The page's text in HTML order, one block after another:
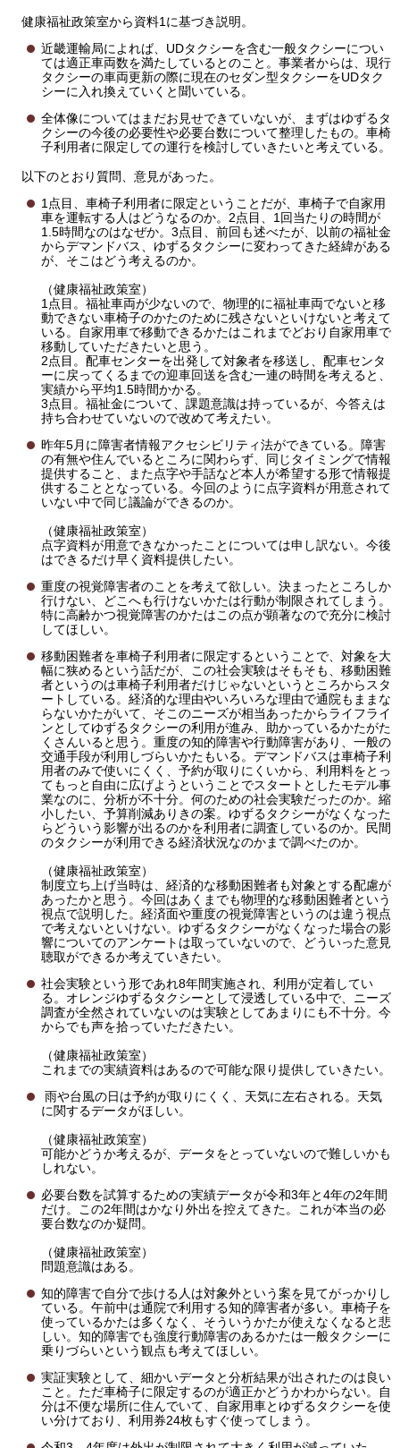
健康福祉政策室から資料1に基づき説明。
近畿運輸局によれば、UDタクシーを含む一般タクシーについ
ては適正車両数を満たしているとのこと。事業者からは、現行
タクシーの車両更新の際に現在のセダン型タクシーをUDタク
シーに入れ換えていくと聞いている。
全体像についてはまだお見せできていないが、まずはゆずるタ
クシーの今後の必要性や必要台数について整理したもの。車椅
子利用者に限定しての運行を検討していきたいと考えている。
以下のとおり質問、意見があった。
1点目、車椅子利用者に限定ということだが、車椅子で自家用
車を運転する人はどうなるのか。2点目、1回当たりの時間が
1.5時間なのはなぜか。3点目、前回も述べたが、以前の福祉金
からデマンドバス、ゆずるタクシーに変わってきた経緯がある
が、そこはどう考えるのか。
（健康福祉政策室）
1点目。福祉車両が少ないので、物理的に福祉車両でないと移
動できない車椅子のかたのために残さないといけないと考えて
いる。自家用車で移動できるかたはこれまでどおり自家用車で
移動していただきたいと思う。
2点目。配車センターを出発して対象者を移送し、配車センタ
ーに戻ってくるまでの迎車回送を含む一連の時間を考えると、
実績から平均1.5時間かかる。
3点目。福祉金について、課題意識は持っているが、今答えは
持ち合わせていないので改めて考えたい。
昨年5月に障害者情報アクセシビリティ法ができている。障害
の有無や住んでいるところに関わらず、同じタイミングで情報
提供すること、また点字や手話など本人が希望する形で情報提
供することとなっている。今回のように点字資料が用意されて
いない中で同じ議論ができるのか。
（健康福祉政策室）
点字資料が用意できなかったことについては申し訳ない。今後
はできるだけ早く資料提供したい。
重度の視覚障害者のことを考えて欲しい。決まったところしか
行けない、どこへも行けないかたは行動が制限されてしまう。
特に高齢かつ視覚障害のかたはこの点が顕著なので充分に検討
してほしい。
移動困難者を車椅子利用者に限定するということで、対象を大
幅に狭めるという話だが、この社会実験はそもそも、移動困難
者というのは車椅子利用者だけじゃないというところからスタ
ートしている。経済的な理由やいろいろな理由で通院もままな
らないかたがいて、そこのニーズが相当あったからライフライ
ンとしてゆずるタクシーの利用が進み、助かっているかたがた
くさんいると思う。重度の知的障害や行動障害があり、一般の
交通手段が利用しづらいかたもいる。デマンドバスは車椅子利
用者のみで使いにくく、予約が取りにくいから、利用料をとっ
てもっと自由に広げようということでスタートとしたモデル事
業なのに、分析が不十分。何のための社会実験だったのか。縮
小したい、予算削減ありきの案。ゆずるタクシーがなくなった
らどういう影響が出るのかを利用者に調査しているのか。民間
のタクシーが利用できる経済状況なのかまで調べたのか。
（健康福祉政策室）
制度立ち上げ当時は、経済的な移動困難者も対象とする配慮が
あったかと思う。今回はあくまでも物理的な移動困難者という
視点で説明した。経済面や重度の視覚障害というのは違う視点
で考えないといけない。ゆずるタクシーがなくなった場合の影
響についてのアンケートは取っていないので、どういった意見
聴取ができるか考えていきたい。
社会実験という形であれ8年間実施され、利用が定着してい
る。オレンジゆずるタクシーとして浸透している中で、ニーズ
調査が全然されていないのは実験としてあまりにも不十分。今
からでも声を拾っていただきたい。
（健康福祉政策室）
これまでの実績資料はあるので可能な限り提供していきたい。
雨や台風の日は予約が取りにくく、天気に左右される。天気
に関するデータがほしい。
（健康福祉政策室）
可能かどうか考えるが、データをとっていないので難しいかも
しれない。
必要台数を試算するための実績データが令和3年と4年の2年間
だけ。この2年間はかなり外出を控えてきた。これが本当の必
要台数なのか疑問。
（健康福祉政策室）
問題意識はある。
知的障害で自分で歩ける人は対象外という案を見てがっかりし
ている。午前中は通院で利用する知的障害者が多い。車椅子を
使っているかたは多くなく、そういうかたが使えなくなると悲
しい。知的障害でも強度行動障害のあるかたは一般タクシーに
乗りづらいという観点も考えてほしい。
実証実験として、細かいデータと分析結果が出されたのは良い
こと。ただ車椅子に限定するのが適正かどうかわからない。自
分は不便な場所に住んでいて、自家用車とゆずるタクシーを使
い分けており、利用券24枚もすぐ使ってしまう。